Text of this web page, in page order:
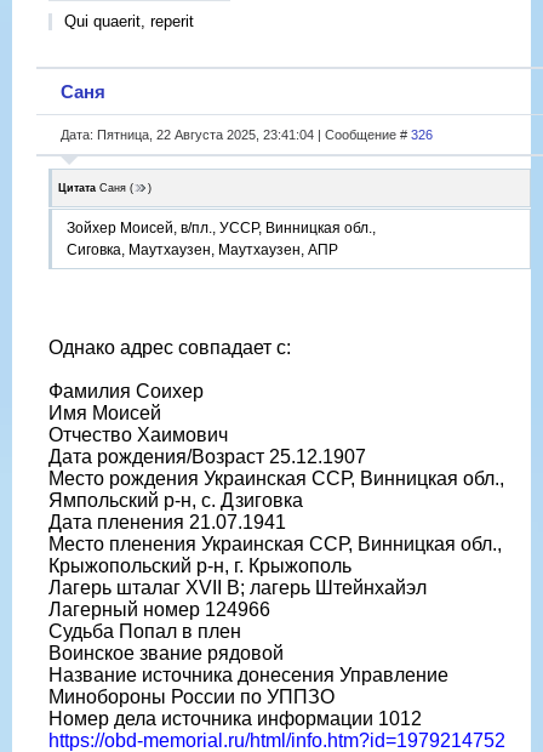
Qui quaerit, reperit
Саня
Дата: Пятница, 22 Августа 2025, 23:41:04 | Сообщение # 326
Цитата Саня ( )
Зойхер Моисей, в/пл., УССР, Винницкая обл.,
Сиговка, Маутхаузен, Маутхаузен, АПР
Однако адрес совпадает с:
Фамилия Соихер
Имя Моисей
Отчество Хаимович
Дата рождения/Возраст 25.12.1907
Место рождения Украинская ССР, Винницкая обл.,
Ямпольский р-н, с. Дзиговка
Дата пленения 21.07.1941
Место пленения Украинская ССР, Винницкая обл.,
Крыжопольский р-н, г. Крыжополь
Лагерь шталаг XVII B; лагерь Штейнхайэл
Лагерный номер 124966
Судьба Попал в плен
Воинское звание рядовой
Название источника донесения Управление
Минобороны России по УППЗО
Номер дела источника информации 1012
https://obd-memorial.ru/html/info.htm?id=1979214752